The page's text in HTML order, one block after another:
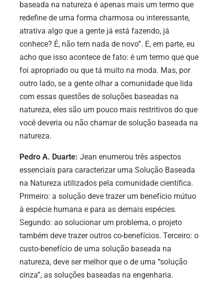
baseada na natureza é apenas mais um termo que
redefine de uma forma charmosa ou interessante,
atrativa algo que a gente já está fazendo, já
conhece? É, não tem nada de novo”. E, em parte, eu
acho que isso acontece de fato: é um termo que que
foi apropriado ou que tá muito na moda. Mas, por
outro lado, se a gente olhar a comunidade que lida
com essas questões de soluções baseadas na
natureza, eles são um pouco mais restritivos do que
você deveria ou não chamar de solução baseada na
natureza.
Pedro A. Duarte: Jean enumerou três aspectos
essenciais para caracterizar uma Solução Baseada
na Natureza utilizados pela comunidade científica.
Primeiro: a solução deve trazer um benefício mútuo
à espécie humana e para as demais espécies.
Segundo: ao solucionar um problema, o projeto
também deve trazer outros co-benefícios. Terceiro: o
custo-benefício de uma solução baseada na
natureza, deve ser melhor que o de uma “solução
cinza”, as soluções baseadas na engenharia.